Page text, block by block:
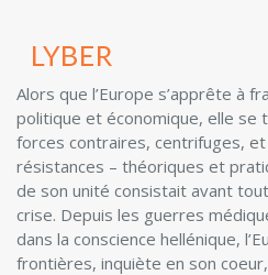
Alors que l’Europe s’apprête à
politique et économique, elle se
forces contraires, centrifuges,
résistances – théoriques et
de son unité consistait avant
crise. Depuis les guerres
dans la conscience hellénique,
frontières, inquiète en son